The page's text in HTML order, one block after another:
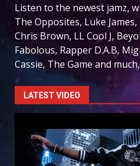
Listen to the newest jamz,
The Opposites, Luke
Chris Brown, LL Cool J,
Fabolous, Rapper D.A.B,
Cassie, The Game and
LATEST VIDEO